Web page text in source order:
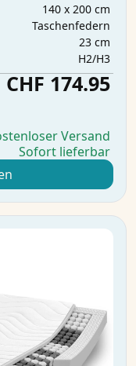
140 x 200 cm
Taschenfedern
23 cm
H2/H3
CHF 174.95
Versand
Sofort lieferbar